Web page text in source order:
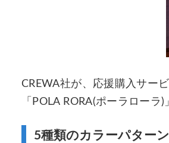
CREWA社が、応援購入サー
「POLA RORA(ポーラロー
5種類のカラーパター